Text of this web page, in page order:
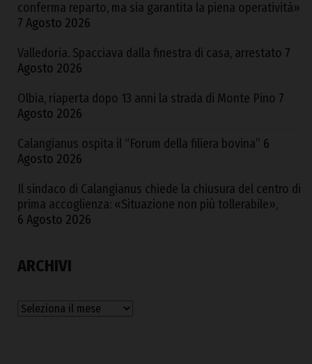
conferma reparto, ma sia garantita la piena operatività»
7 Agosto 2026
Valledoria. Spacciava dalla finestra di casa, arrestato 7
Agosto 2026
Olbia, riaperta dopo 13 anni la strada di Monte Pino 7
Agosto 2026
Calangianus ospita il “Forum della filiera bovina” 6
Agosto 2026
Il sindaco di Calangianus chiede la chiusura del centro di
prima accoglienza: «Situazione non più tollerabile»,
6 Agosto 2026
ARCHIVI
Archivi